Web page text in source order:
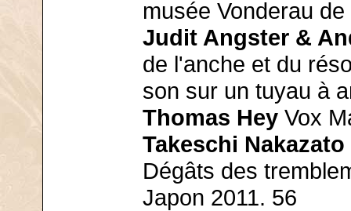
musée Vonderau
Judit Angster &
de l'anche et du
son sur un tuyau à
Thomas Hey Vox
Takeschi Nakazato
Dégâts des
Japon 2011. 56